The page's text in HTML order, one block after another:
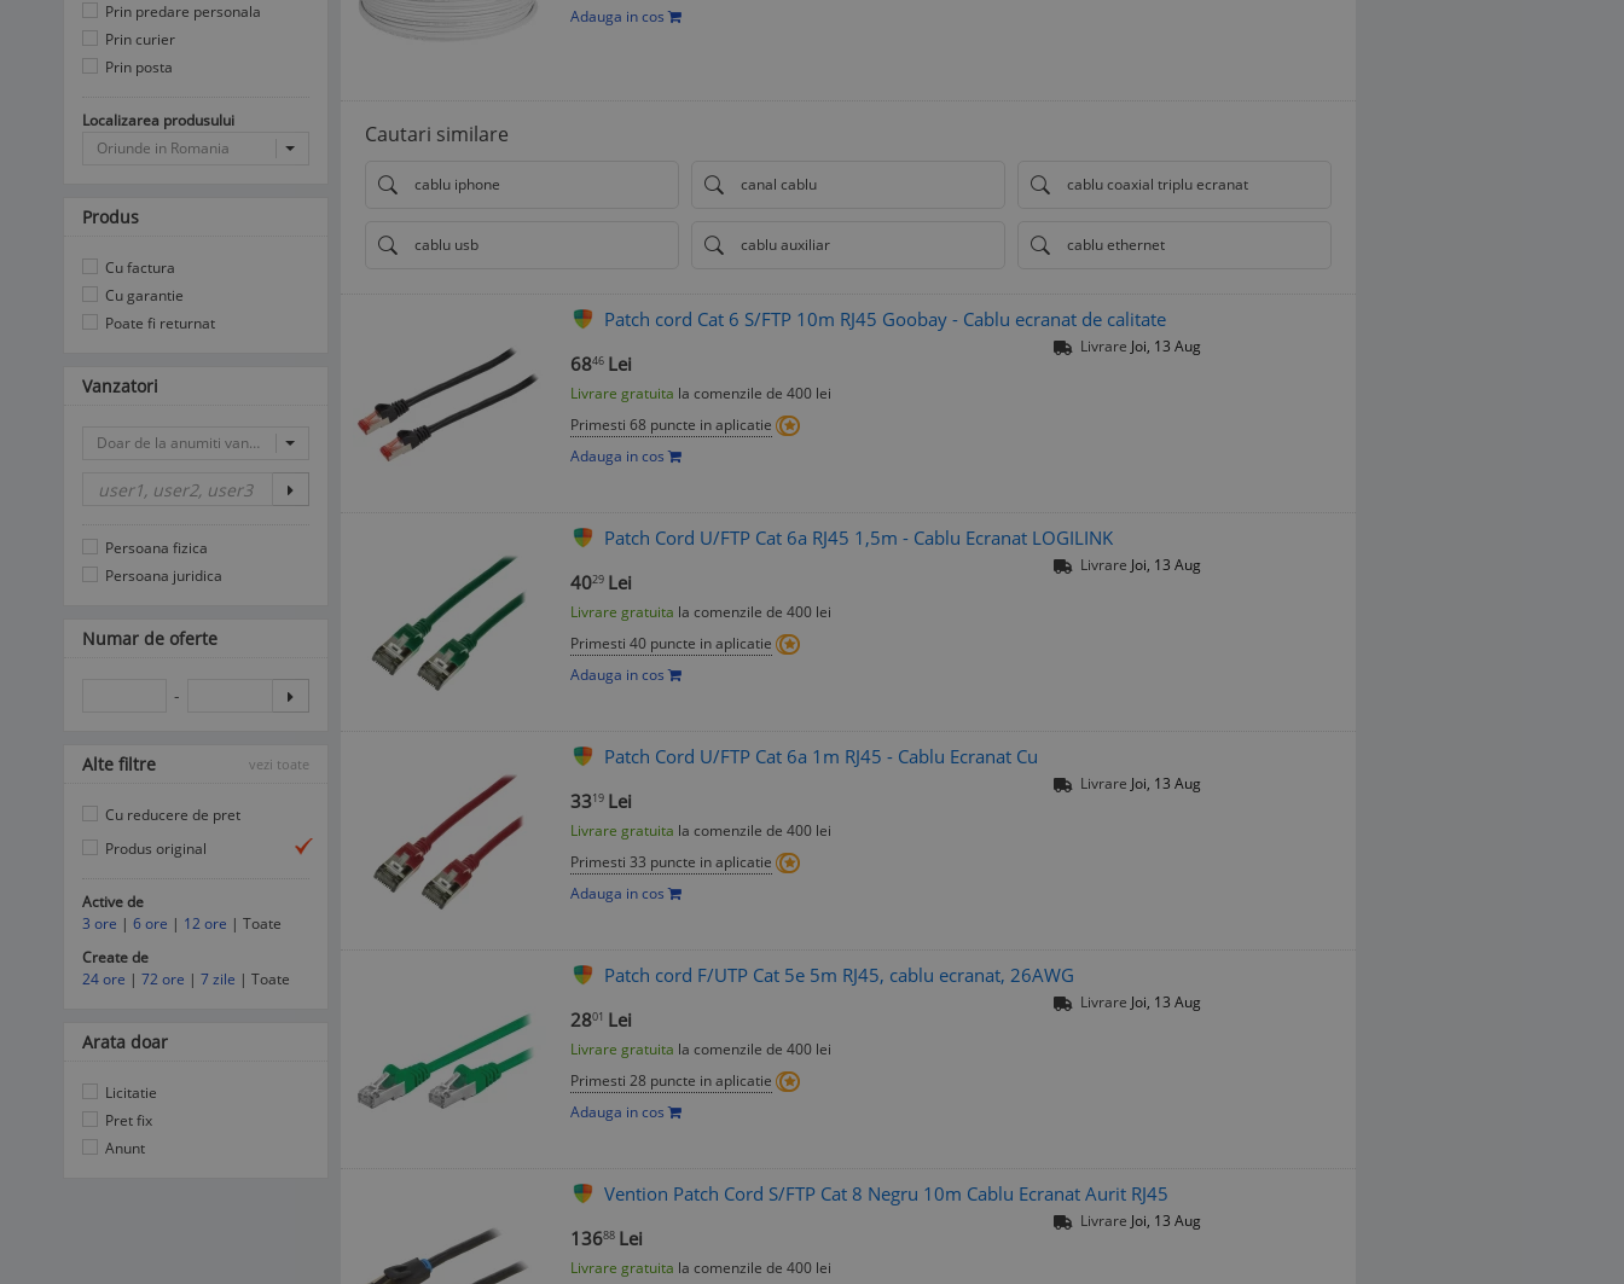
Adauga in cos
Cautari similare
cablu iphone canal cablu cablu coaxial triplu ecranat
cablu usb cablu auxiliar cablu ethernet
Patch cord Cat 6 S/FTP 10m RJ45 Goobay - Cablu ecranat de calitate
6846 Lei
Livrare gratuita la comenzile de 400 lei
Primesti 68 puncte in aplicatie
Adauga in cos
Livrare Joi, 13 Aug
Patch Cord U/FTP Cat 6a RJ45 1,5m - Cablu Ecranat LOGILINK
4029 Lei
Livrare gratuita la comenzile de 400 lei
Primesti 40 puncte in aplicatie
Adauga in cos
Livrare Joi, 13 Aug
Patch Cord U/FTP Cat 6a 1m RJ45 - Cablu Ecranat Cu
3319 Lei
Livrare gratuita la comenzile de 400 lei
Primesti 33 puncte in aplicatie
Adauga in cos
Livrare Joi, 13 Aug
Patch cord F/UTP Cat 5e 5m RJ45, cablu ecranat, 26AWG
2801 Lei
Livrare gratuita la comenzile de 400 lei
Primesti 28 puncte in aplicatie
Adauga in cos
Livrare Joi, 13 Aug
Vention Patch Cord S/FTP Cat 8 Negru 10m Cablu Ecranat Aurit RJ45
13688 Lei
Livrare gratuita la comenzile de 400 lei
Livrare Joi, 13 Aug
Prin predare personala
Prin curier
Prin posta
Localizarea produsului
Oriunde in Romania
Produs
Cu factura
Cu garantie
Poate fi returnat
Vanzatori
Doar de la anumiti vanzatori
Persoana fizica
Persoana juridica
Numar de oferte
-
Alte filtre vezi toate
Cu reducere de pret
Produs original
Active de
3 ore | 6 ore | 12 ore | Toate
Create de
24 ore | 72 ore | 7 zile | Toate
Arata doar
Licitatie
Pret fix
Anunt